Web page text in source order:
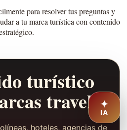
para resolver tus preguntas y
a tu marca turística con contenido
turístico
travel
hoteles, agencias de
✦
IA